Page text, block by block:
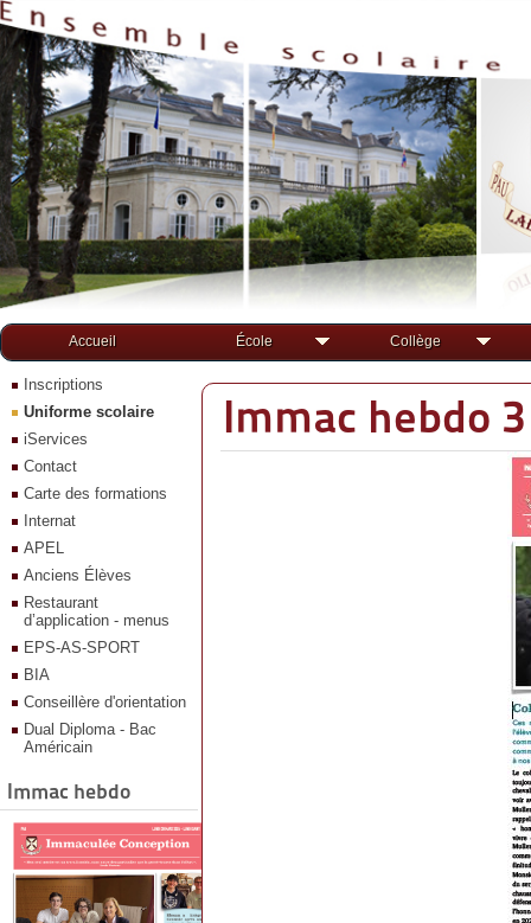
Accueil École Collège
Inscriptions
Uniforme scolaire
iServices
Contact
Carte des formations
Internat
APEL
Anciens Élèves
Restaurant
d’application - menus
EPS-AS-SPORT
BIA
Conseillère d'orientation
Dual Diploma - Bac
Américain
Immac hebdo
Immac hebdo